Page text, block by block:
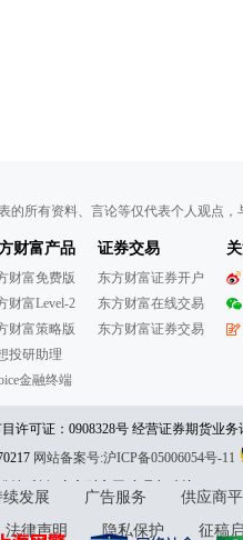
的所有资料、言论等仅代表个人观点
财富产品
财富免费版
财富Level-2
财富策略版
投研助理
金融终端
证券交易
东方财富证券开户
东方财富在线交易
东方财富证券交易
许可证：0908328号 经营证券期货业务
违法和不良信息举报:021-61278686
jubao@eastmoney.com
网站备案号:沪ICP备05006054号-11
权所有:东方财富网意见与建议
发展 广告服务 供应商
法律声明 隐私保护 征稿